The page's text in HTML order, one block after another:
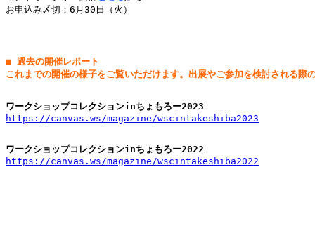
お申込み〆切：6月30日（火）
■ 過去の開催レポート
ワークショップコレクションinちょもろー2023
https://canvas.ws/magazine/wscintakeshiba2023
https://canvas.ws/magazine/wscintakeshiba2022